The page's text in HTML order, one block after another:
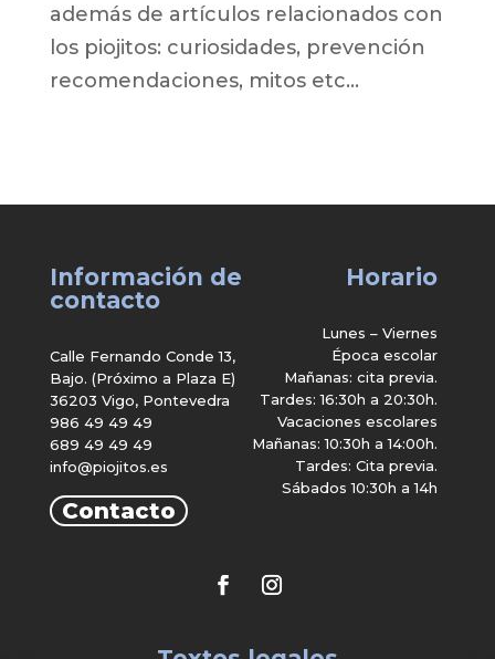
además de artículos relacionados con
los piojitos: curiosidades, prevención
recomendaciones, mitos etc…
Información de
contacto
Calle Fernando Conde 13,
Bajo. (Próximo a Plaza E)
36203 Vigo, Pontevedra
986 49 49 49
689 49 49 49
info@piojitos.es
Contacto
Horario
Lunes – Viernes
Época escolar
Mañanas: cita previa.
Tardes: 16:30h a 20:30h.
Vacaciones escolares
Mañanas: 10:30h a 14:00h.
Tardes: Cita previa.
Sábados 10:30h a 14h